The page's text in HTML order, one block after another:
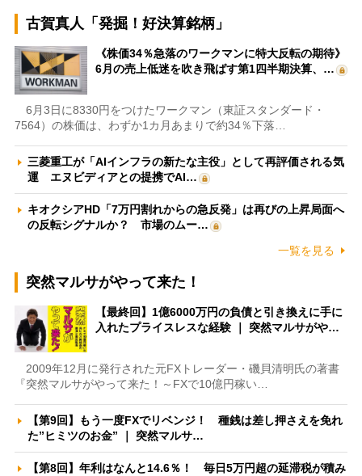
古賀真人「発掘！好決算銘柄」
《株価34％急落のワークマンに特大反転の期待》
6月の売上低迷を吹き飛ばす第1四半期決算、…
6月3日に8330円をつけたワークマン（東証スタンダード・
7564）の株価は、わずか1カ月あまりで約34％下落…
三菱重工が「AIインフラの新たな主役」として再評価される気
運 エヌビディアとの提携でAI…
キオクシアHD「7万円割れからの急反発」は再びの上昇局面へ
の反転シグナルか？ 市場のムー…
一覧を見る
突然マルサがやって来た！
【最終回】1億6000万円の負債と引き換えに手に
入れたプライスレスな経験 ｜ 突然マルサがや…
2009年12月に発行された元FXトレーダー・磯貝清明氏の著書
『突然マルサがやって来た！～FXで10億円稼い…
【第9回】もう一度FXでリベンジ！ 種銭は差し押さえを免れ
た”ヒミツのお金” ｜ 突然マルサ…
【第8回】年利はなんと14.6％！ 毎日5万円超の延滞税が積み